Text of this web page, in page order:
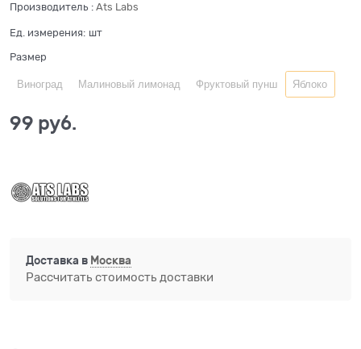
Производитель : Ats Labs
Ед. измерения: шт
Размер
Виноград Малиновый лимонад Фруктовый пунш Яблоко
99 руб.
Доставка в Москва
Рассчитать стоимость доставки